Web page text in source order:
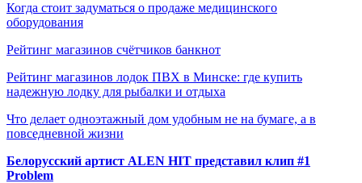
Когда стоит задуматься о продаже медицинского
оборудования
Рейтинг магазинов счётчиков банкнот
Рейтинг магазинов лодок ПВХ в Минске: где купить
надежную лодку для рыбалки и отдыха
Что делает одноэтажный дом удобным не на бумаге, а в
повседневной жизни
Белорусский артист ALEN HIT представил клип #1
Problem